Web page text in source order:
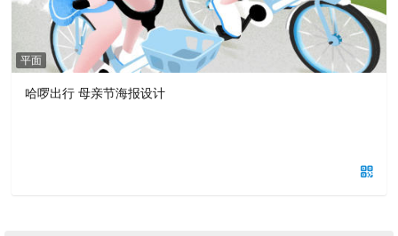
平面
哈啰出行 母亲节海报设计